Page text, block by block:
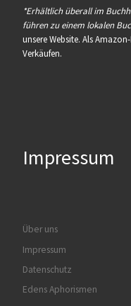
*Erhältlich überall im
führen zu einem lokalen
unsere Website. Als
Verkäufen.
Impressum
Über uns
Impressum
Datenschutz
Edens Aphorismen